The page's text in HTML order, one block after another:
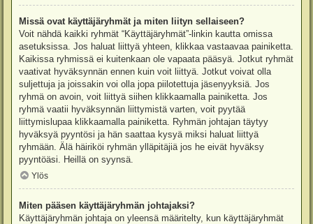
Missä ovat käyttäjäryhmät ja miten liityn sellaiseen?
Voit nähdä kaikki ryhmät “Käyttäjäryhmät”-linkin kautta omissa
asetuksissa. Jos haluat liittyä yhteen, klikkaa vastaavaa painiketta.
Kaikissa ryhmissä ei kuitenkaan ole vapaata pääsyä. Jotkut ryhmät
vaativat hyväksynnän ennen kuin voit liittyä. Jotkut voivat olla
suljettuja ja joissakin voi olla jopa piilotettuja jäsenyyksiä. Jos
ryhmä on avoin, voit liittyä siihen klikkaamalla painiketta. Jos
ryhmä vaatii hyväksynnän liittymistä varten, voit pyytää
liittymislupaa klikkaamalla painiketta. Ryhmän johtajan täytyy
hyväksyä pyyntösi ja hän saattaa kysyä miksi haluat liittyä
ryhmään. Älä häiriköi ryhmän ylläpitäjiä jos he eivät hyväksy
pyyntöäsi. Heillä on syynsä.
Ylös
Miten pääsen käyttäjäryhmän johtajaksi?
Käyttäjäryhmän johtaja on yleensä määritelty, kun käyttäjäryhmät